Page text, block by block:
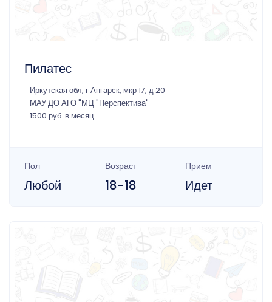
Пилатес
Иркутская обл, г Ангарск, мкр 17, д 20
МАУ ДО АГО "МЦ "Перспектива"
1500 руб. в месяц
Пол
Любой
Возраст
18-18
Прием
Идет